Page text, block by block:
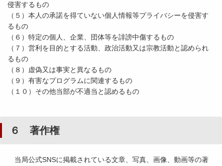
侵害するもの
（５）本人の承諾を得ていない個人情報等プライバシーを侵害す
るもの
（６）特定の個人、企業、団体等を誹謗中傷するもの
（７）営利を目的とする活動、政治活動又は宗教活動と認められ
るもの
（８）虚偽又は事実と異なるもの
（９）有害なプログラムに関連するもの
（１０）その他当部が不適当と認めるもの
６ 著作権
当局公式SNSに掲載されている文章、写真、画像、動画等の著